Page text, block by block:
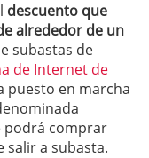
descuento que
alrededor de un
subastas de
de Internet de
puesto en marcha
podrá comprar
salir a subasta.